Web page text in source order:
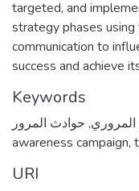
targeted, and
strategy phases
communication to
success and achieve
Keywords
, حوادث المرور
awareness campaign,
URI